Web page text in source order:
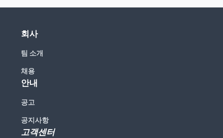
회사
팀 소개
채용
안내
공고
공지사항
고객센터